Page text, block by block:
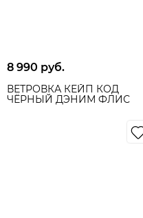
8 990 руб.
ВЕТРОВКА КЕЙП КОД
ЧЁРНЫЙ ДЭНИМ ФЛИС